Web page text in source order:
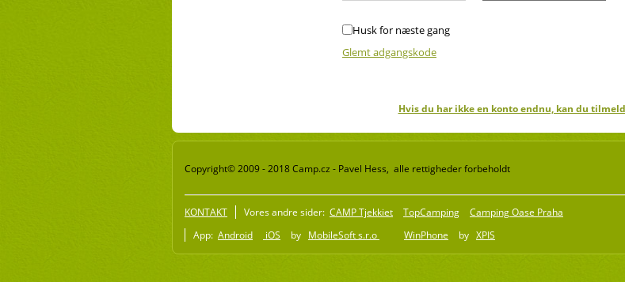
Husk for næste gang
Glemt adgangskode
Hvis du har ikke en konto endnu, kan du
Copyright© 2009 - 2018 Camp.cz - Pavel Hess, alle rettigheder forbeholdt
KONTAKT Vores andre sider: CAMP Tjekkiet TopCamping
Camping Oase Praha
App: Android iOS by MobileSoft s.r.o WinPhone by XPIS